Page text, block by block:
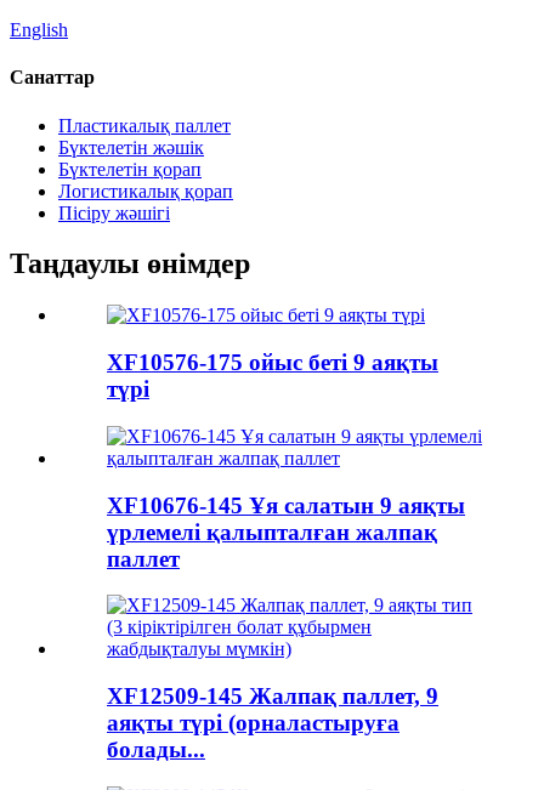
English
Санаттар
Пластикалық паллет
Бүктелетін жәшік
Бүктелетін қорап
Логистикалық қорап
Пісіру жәшігі
Таңдаулы өнімдер
XF10576-175 ойыс беті 9 аяқты
түрі
XF10676-145 Ұя салатын 9 аяқты
үрлемелі қалыпталған жалпақ
паллет
XF12509-145 Жалпақ паллет, 9
аяқты түрі (орналастыруға
болады...